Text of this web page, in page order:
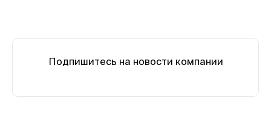
Подпишитесь на новости компании